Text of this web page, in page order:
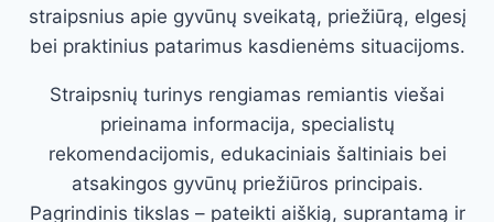
straipsnius apie gyvūnų sveikatą, priežiūrą, elgesį
bei praktinius patarimus kasdienėms situacijoms.
Straipsnių turinys rengiamas remiantis viešai
prieinama informacija, specialistų
rekomendacijomis, edukaciniais šaltiniais bei
atsakingos gyvūnų priežiūros principais.
Pagrindinis tikslas – pateikti aiškią, suprantamą ir